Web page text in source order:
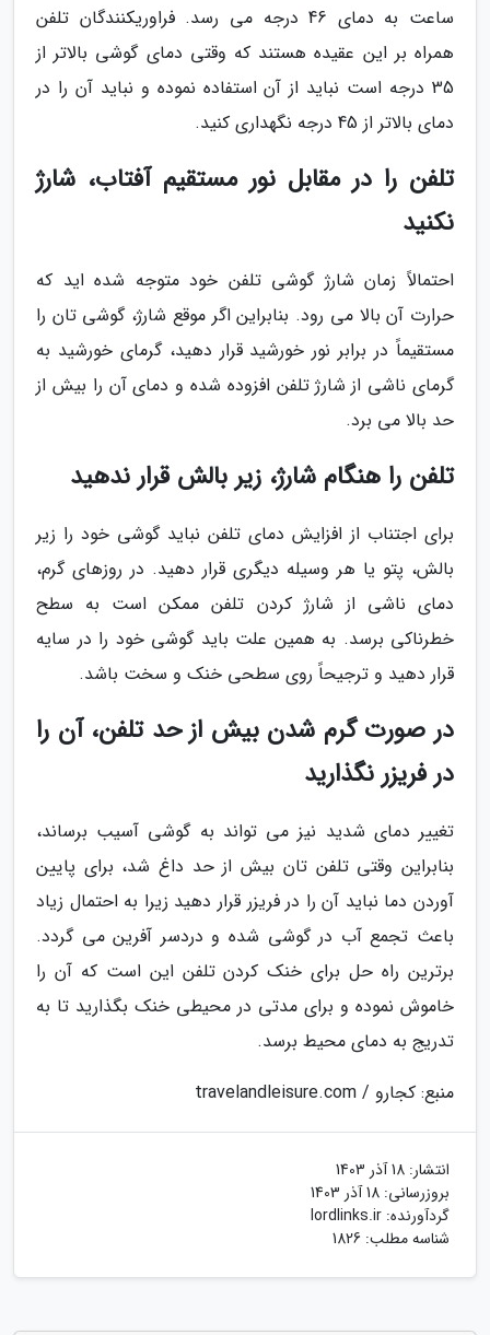
ساعت به دمای 46 درجه می رسد. فراوریکنندگان تلفن
همراه بر این عقیده هستند که وقتی دمای گوشی بالاتر از
35 درجه است نباید از آن استفاده نموده و نباید آن را در
دمای بالاتر از 45 درجه نگهداری کنید.
تلفن را در مقابل نور مستقیم آفتاب، شارژ
نکنید
احتمالاً زمان شارژ گوشی تلفن خود متوجه شده اید که
حرارت آن بالا می رود. بنابراین اگر موقع شارژ، گوشی تان را
مستقیماً در برابر نور خورشید قرار دهید، گرمای خورشید به
گرمای ناشی از شارژ تلفن افزوده شده و دمای آن را بیش از
حد بالا می برد.
تلفن را هنگام شارژ، زیر بالش قرار ندهید
برای اجتناب از افزایش دمای تلفن نباید گوشی خود را زیر
بالش، پتو یا هر وسیله دیگری قرار دهید. در روزهای گرم،
دمای ناشی از شارژ کردن تلفن ممکن است به سطح
خطرناکی برسد. به همین علت باید گوشی خود را در سایه
قرار دهید و ترجیحاً روی سطحی خنک و سخت باشد.
در صورت گرم شدن بیش از حد تلفن، آن را
در فریزر نگذارید
تغییر دمای شدید نیز می تواند به گوشی آسیب برساند،
بنابراین وقتی تلفن تان بیش از حد داغ شد، برای پایین
آوردن دما نباید آن را در فریزر قرار دهید زیرا به احتمال زیاد
باعث تجمع آب در گوشی شده و دردسر آفرین می گردد.
برترین راه حل برای خنک کردن تلفن این است که آن را
خاموش نموده و برای مدتی در محیطی خنک بگذارید تا به
تدریج به دمای محیط برسد.
منبع: کجارو / travelandleisure.com
انتشار: 18 آذر 1403
بروزرسانی: 18 آذر 1403
گردآورنده: lordlinks.ir
شناسه مطلب: 1826